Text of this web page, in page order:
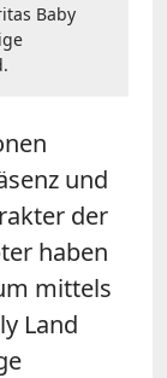
Baby
und
der
haben
mittels
Land